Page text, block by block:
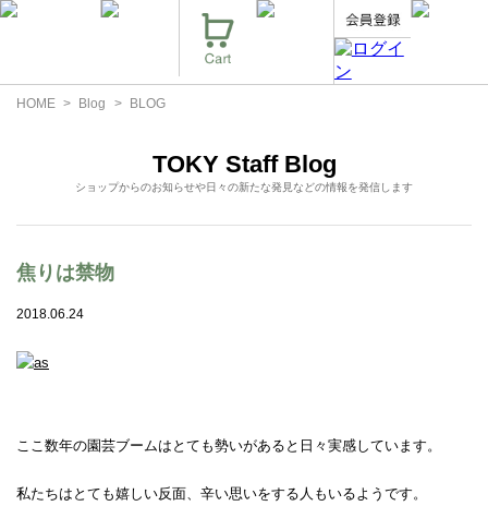
HOME Blog BLOG
TOKY Staff Blog
ショップからのお知らせや日々の新たな発見などの情報を発信します
焦りは禁物
2018.06.24
ここ数年の園芸ブームはとても勢いがあると日々実感しています。
私たちはとても嬉しい反面、辛い思いをする人もいるようです。